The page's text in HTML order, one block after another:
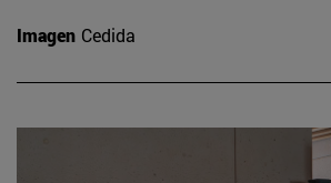
Imagen Cedida